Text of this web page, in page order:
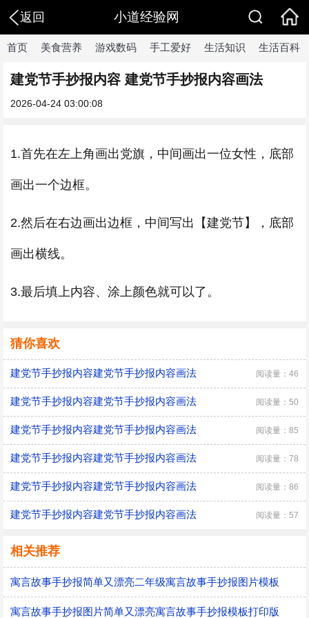
返回 小道经验网
首页 美食营养 游戏数码 手工爱好 生活知识 生活百科
建党节手抄报内容 建党节手抄报内容画法
2026-04-24 03:00:08
1.首先在左上角画出党旗，中间画出一位女性，底部
画出一个边框。
2.然后在右边画出边框，中间写出【建党节】，底部
画出横线。
3.最后填上内容、涂上颜色就可以了。
猜你喜欢
建党节手抄报内容建党节手抄报内容画法 阅读量：46
建党节手抄报内容建党节手抄报内容画法 阅读量：50
建党节手抄报内容建党节手抄报内容画法 阅读量：85
建党节手抄报内容建党节手抄报内容画法 阅读量：78
建党节手抄报内容建党节手抄报内容画法 阅读量：86
建党节手抄报内容建党节手抄报内容画法 阅读量：57
相关推荐
寓言故事手抄报简单又漂亮二年级寓言故事手抄报图片模板
寓言故事手抄报图片简单又漂亮寓言故事手抄报模板打印版